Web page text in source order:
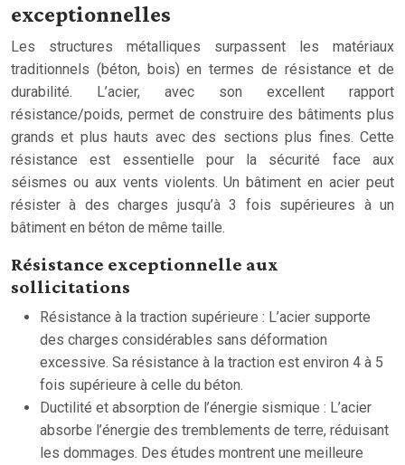
exceptionnelles
Les structures métalliques surpassent les matériaux
traditionnels (béton, bois) en termes de résistance et de
durabilité. L’acier, avec son excellent rapport
résistance/poids, permet de construire des bâtiments plus
grands et plus hauts avec des sections plus fines. Cette
résistance est essentielle pour la sécurité face aux
séismes ou aux vents violents. Un bâtiment en acier peut
résister à des charges jusqu’à 3 fois supérieures à un
bâtiment en béton de même taille.
Résistance exceptionnelle aux
sollicitations
Résistance à la traction supérieure : L’acier supporte
des charges considérables sans déformation
excessive. Sa résistance à la traction est environ 4 à 5
fois supérieure à celle du béton.
Ductilité et absorption de l’énergie sismique : L’acier
absorbe l’énergie des tremblements de terre, réduisant
les dommages. Des études montrent une meilleure